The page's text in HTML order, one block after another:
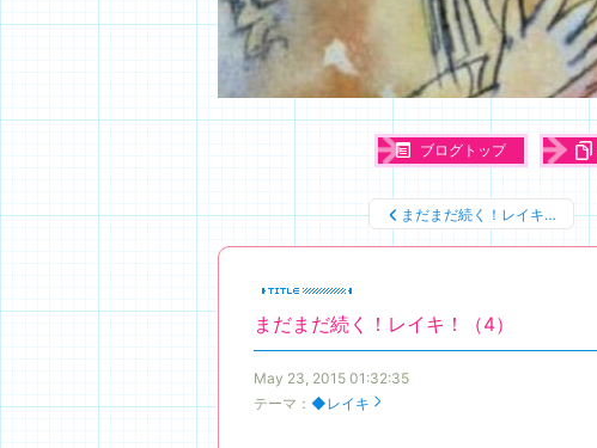
ブログトップ
まだまだ続く！レイキ…
まだまだ続く！レイキ！（4）
May 23, 2015 01:32:35
テーマ： ◆レイキ